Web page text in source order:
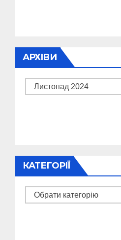
АРХІВИ
Архіви
КАТЕГОРІЇ
Категорії